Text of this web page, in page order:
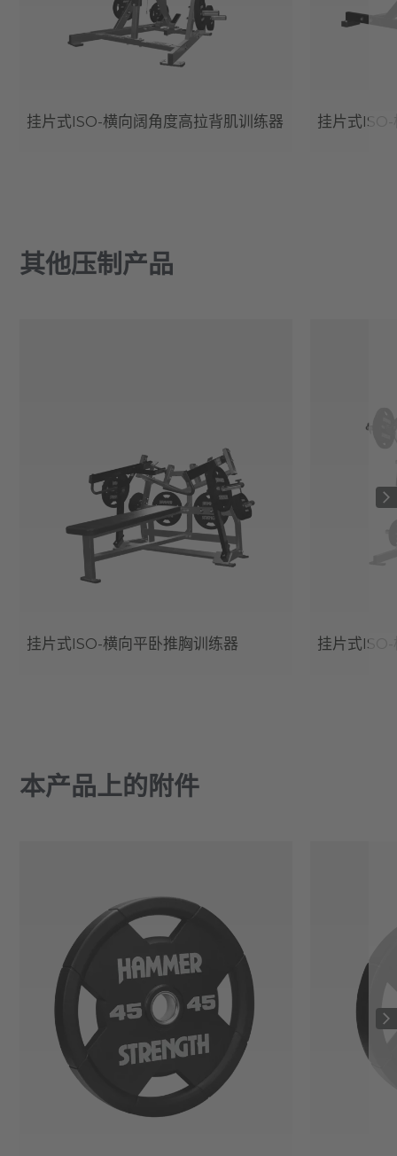
挂片式ISO-横向阔角度高拉背肌训练器 挂片式
其他压制产品
挂片式ISO-横向平卧推胸训练器 挂片式
本产品上的附件